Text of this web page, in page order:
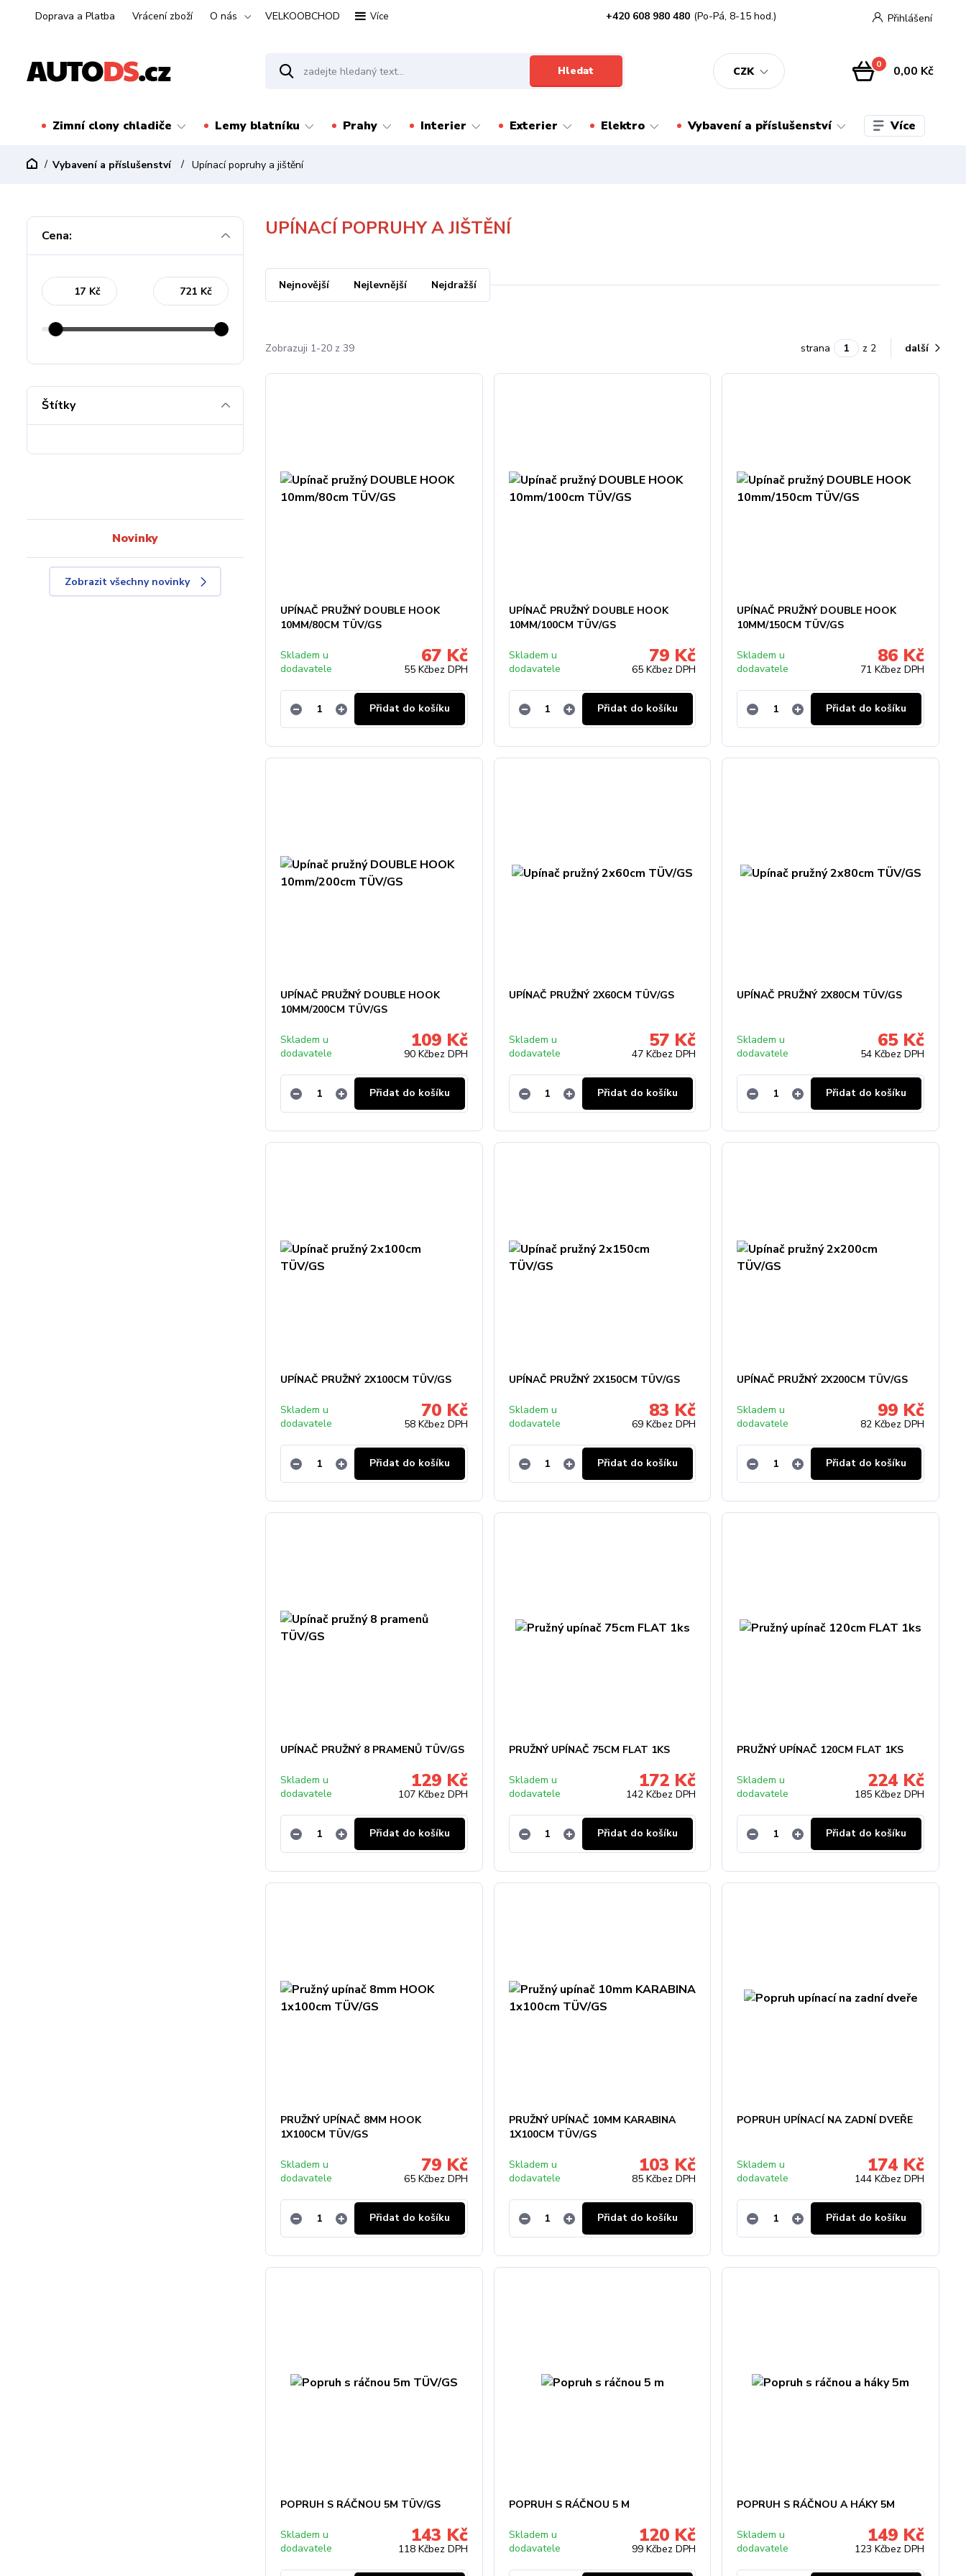
Doprava a Platba Vrácení zboží O nás VELKOOBCHOD Více
CZK
Přihlášení
Hledat
+420 608 980 480 (Po-Pá, 8-15 hod.)
0 0,00 Kč
Zimní clony chladiče Lemy blatníku Prahy Interier Exterier Elektro Vybavení a příslušenství Více
Vybavení a příslušenství Upínací popruhy a jištění
UPÍNACÍ POPRUHY A JIŠTĚNÍ
Nejnovější Nejlevnější Nejdražší
Zobrazuji 1-20 z 39 strana z 2 další
UPÍNAČ PRUŽNÝ DOUBLE HOOK
10MM/80CM TÜV/GS
67 Kč
55 Kčbez DPH
Skladem u
dodavatele
Přidat do košíku
UPÍNAČ PRUŽNÝ DOUBLE HOOK
10MM/100CM TÜV/GS
79 Kč
65 Kčbez DPH
Skladem u
dodavatele
Přidat do košíku
UPÍNAČ PRUŽNÝ DOUBLE HOOK
10MM/150CM TÜV/GS
86 Kč
71 Kčbez DPH
Skladem u
dodavatele
Přidat do košíku
UPÍNAČ PRUŽNÝ DOUBLE HOOK
10MM/200CM TÜV/GS
109 Kč
90 Kčbez DPH
Skladem u
dodavatele
Přidat do košíku
UPÍNAČ PRUŽNÝ 2X60CM TÜV/GS
57 Kč
47 Kčbez DPH
Skladem u
dodavatele
Přidat do košíku
UPÍNAČ PRUŽNÝ 2X80CM TÜV/GS
65 Kč
54 Kčbez DPH
Skladem u
dodavatele
Přidat do košíku
UPÍNAČ PRUŽNÝ 2X100CM TÜV/GS
70 Kč
58 Kčbez DPH
Skladem u
dodavatele
Přidat do košíku
UPÍNAČ PRUŽNÝ 2X150CM TÜV/GS
83 Kč
69 Kčbez DPH
Skladem u
dodavatele
Přidat do košíku
UPÍNAČ PRUŽNÝ 2X200CM TÜV/GS
99 Kč
82 Kčbez DPH
Skladem u
dodavatele
Přidat do košíku
UPÍNAČ PRUŽNÝ 8 PRAMENŮ TÜV/GS
129 Kč
107 Kčbez DPH
Skladem u
dodavatele
Přidat do košíku
PRUŽNÝ UPÍNAČ 75CM FLAT 1KS
172 Kč
142 Kčbez DPH
Skladem u
dodavatele
Přidat do košíku
PRUŽNÝ UPÍNAČ 120CM FLAT 1KS
224 Kč
185 Kčbez DPH
Skladem u
dodavatele
Přidat do košíku
PRUŽNÝ UPÍNAČ 8MM HOOK
1X100CM TÜV/GS
79 Kč
65 Kčbez DPH
Skladem u
dodavatele
Přidat do košíku
PRUŽNÝ UPÍNAČ 10MM KARABINA
1X100CM TÜV/GS
103 Kč
85 Kčbez DPH
Skladem u
dodavatele
Přidat do košíku
POPRUH UPÍNACÍ NA ZADNÍ DVEŘE
174 Kč
144 Kčbez DPH
Skladem u
dodavatele
Přidat do košíku
POPRUH S RÁČNOU 5M TÜV/GS
143 Kč
118 Kčbez DPH
Skladem u
dodavatele
POPRUH S RÁČNOU 5 M
120 Kč
99 Kčbez DPH
Skladem u
dodavatele
POPRUH S RÁČNOU A HÁKY 5M
149 Kč
123 Kčbez DPH
Skladem u
dodavatele
Cena:
Kč Kč
Štítky
Novinky
Zobrazit všechny novinky